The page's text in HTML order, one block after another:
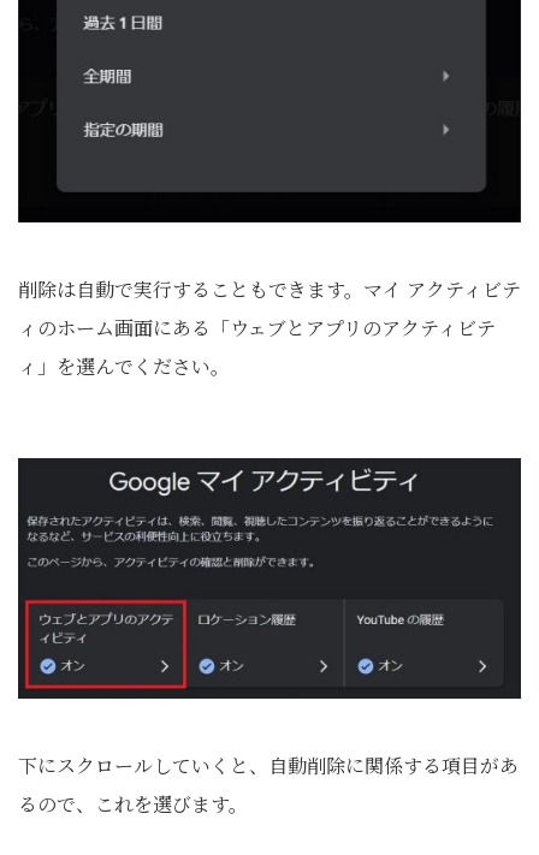
削除は自動で実行することもできます。マイ アクティビテ
ィのホーム画面にある「ウェブとアプリのアクティビテ
ィ」を選んでください。
下にスクロールしていくと、自動削除に関係する項目があ
るので、これを選びます。